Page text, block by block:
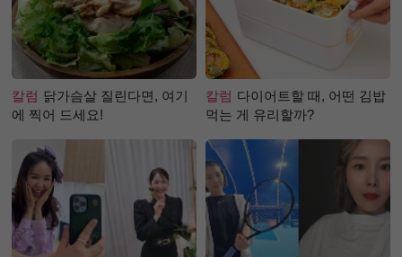
칼럼 닭가슴살 질린다면, 여기
에 찍어 드세요!
칼럼 다이어트할 때, 어떤 김밥
먹는 게 유리할까?